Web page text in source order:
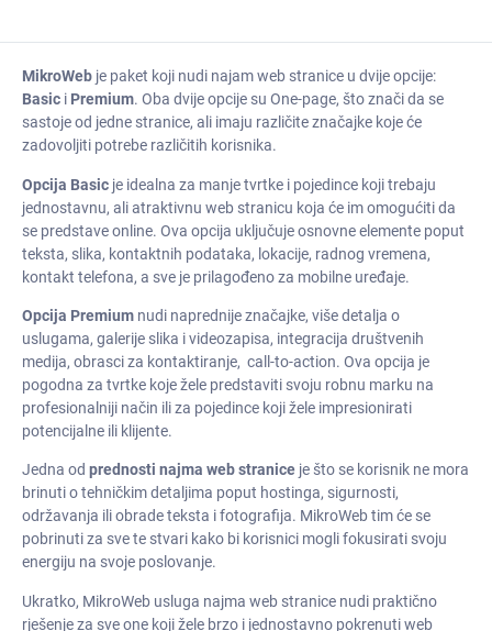
MikroWeb je paket koji nudi najam web stranice u dvije opcije:
Basic i Premium. Oba dvije opcije su One-page, što znači da se
sastoje od jedne stranice, ali imaju različite značajke koje će
zadovoljiti potrebe različitih korisnika.
Opcija Basic je idealna za manje tvrtke i pojedince koji trebaju
jednostavnu, ali atraktivnu web stranicu koja će im omogućiti da
se predstave online. Ova opcija uključuje osnovne elemente poput
teksta, slika, kontaktnih podataka, lokacije, radnog vremena,
kontakt telefona, a sve je prilagođeno za mobilne uređaje.
Opcija Premium nudi naprednije značajke, više detalja o
uslugama, galerije slika i videozapisa, integracija društvenih
medija, obrasci za kontaktiranje, call-to-action. Ova opcija je
pogodna za tvrtke koje žele predstaviti svoju robnu marku na
profesionalniji način ili za pojedince koji žele impresionirati
potencijalne ili klijente.
Jedna od prednosti najma web stranice je što se korisnik ne mora
brinuti o tehničkim detaljima poput hostinga, sigurnosti,
održavanja ili obrade teksta i fotografija. MikroWeb tim će se
pobrinuti za sve te stvari kako bi korisnici mogli fokusirati svoju
energiju na svoje poslovanje.
Ukratko, MikroWeb usluga najma web stranice nudi praktično
rješenje za sve one koji žele brzo i jednostavno pokrenuti web